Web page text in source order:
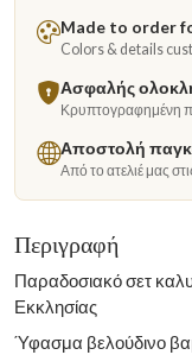
Made to order
Colors & details
Ασφαλής
Κρυπτογραφημένη
Αποστολή
Από το ατελιέ μας
Περιγραφή
Παραδοσιακό σετ
Εκκλησίας
Ύφασμα βελούδινο